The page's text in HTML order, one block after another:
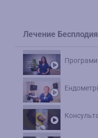
Лечение Бесплодия